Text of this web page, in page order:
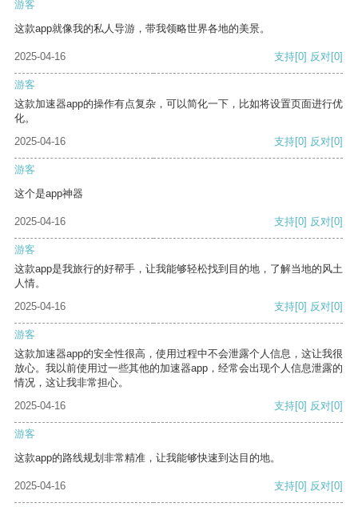
游客
这款app就像我的私人导游，带我领略世界各地的美景。
2025-04-16 支持[0] 反对[0]
游客
这款加速器app的操作有点复杂，可以简化一下，比如将设置页面进行优
化。
2025-04-16
支持[0] 反对[0]
游客
这个是app神器
2025-04-16 支持[0] 反对[0]
游客
这款app是我旅行的好帮手，让我能够轻松找到目的地，了解当地的风土
人情。
2025-04-16
支持[0] 反对[0]
游客
这款加速器app的安全性很高，使用过程中不会泄露个人信息，这让我很
放心。我以前使用过一些其他的加速器app，经常会出现个人信息泄露的
情况，这让我非常担心。
2025-04-16
支持[0] 反对[0]
游客
这款app的路线规划非常精准，让我能够快速到达目的地。
2025-04-16 支持[0] 反对[0]